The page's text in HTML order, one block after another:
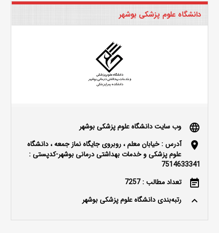
دانشگاه علوم پزشکی بوشهر
language وب سایت دانشگاه علوم پزشکی بوشهر
location_on
آدرس : خیابان معلم ، روبروی جایگاه نماز جمعه ، دانشگاه
علوم پزشکی و خدمات بهداشتی درمانی بوشهر-کدپستی :
7514633341
event_note تعداد مطالب : 7257
keyboard_arrow_up رتبه‌بندی دانشگاه علوم پزشکی بوشهر